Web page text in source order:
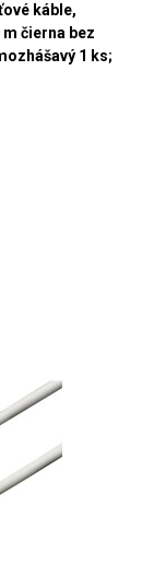
káble,
čierna bez
1 ks;